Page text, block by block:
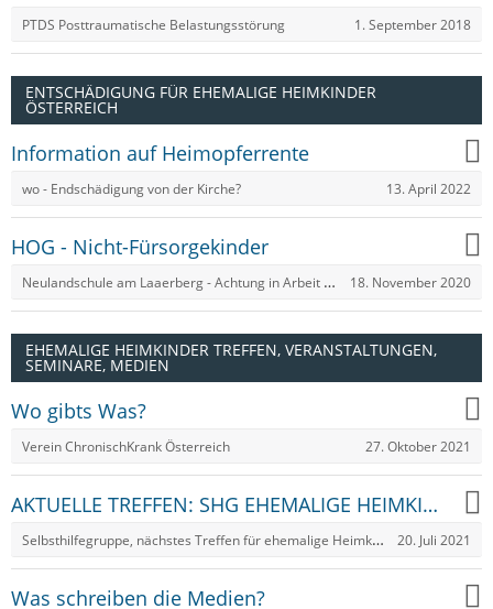
PTDS Posttraumatische Belastungsstörung 1. September 2018
ENTSCHÄDIGUNG FÜR EHEMALIGE HEIMKINDER
ÖSTERREICH
Information auf Heimopferrente
wo - Endschädigung von der Kirche? 13. April 2022
HOG - Nicht-Fürsorgekinder
Neulandschule am Laaerberg - Achtung in Arbeit und ohne Gewähr! 18. November 2020
EHEMALIGE HEIMKINDER TREFFEN, VERANSTALTUNGEN,
SEMINARE, MEDIEN
Wo gibts Was?
Verein ChronischKrank Österreich 27. Oktober 2021
AKTUELLE TREFFEN: SHG EHEMALIGE HEIMKINDER ÖSTERREICHS!
Selbsthilfegruppe, nächstes Treffen für ehemalige Heimkinder - Stand 07/2021 20. Juli 2021
Was schreiben die Medien?